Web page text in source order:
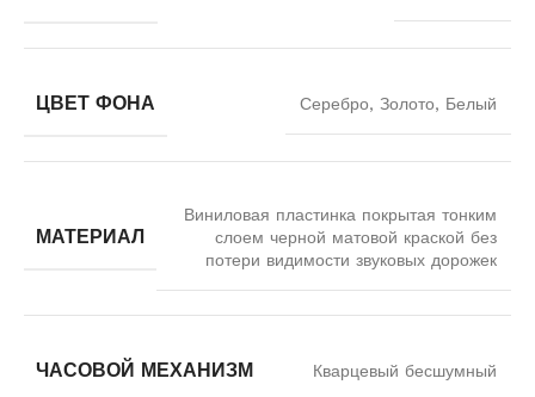
ЦВЕТ ФОНА Серебро, Золото, Белый
МАТЕРИАЛ
Виниловая пластинка покрытая тонким
слоем черной матовой краской без
потери видимости звуковых дорожек
ЧАСОВОЙ МЕХАНИЗМ Кварцевый бесшумный